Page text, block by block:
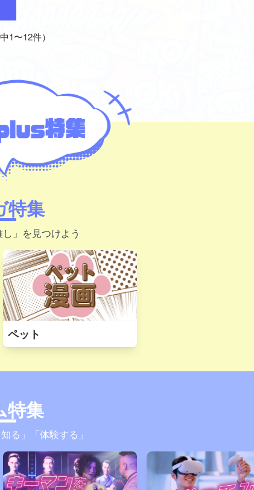
1〜12件）
特集
」を見つけよう
ペット
特集
る」「体験する」